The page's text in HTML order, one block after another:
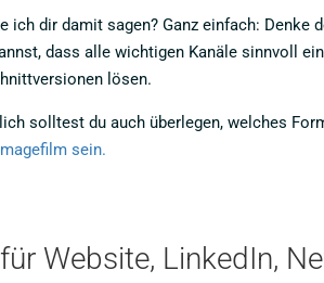
ich dir damit sagen? Ganz einfach:
dass alle wichtigen Kanäle sinnvoll
lösen.
solltest du auch überlegen, welches
sein.
Website, LinkedIn,